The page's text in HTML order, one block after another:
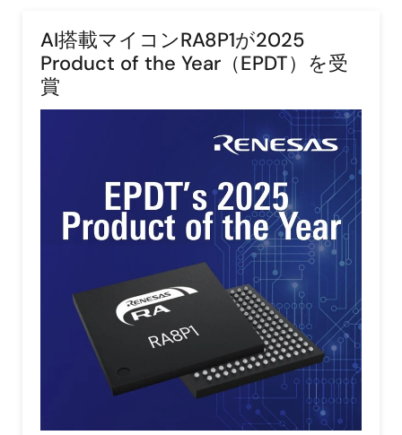
AI搭載マイコンRA8P1が2025
Product of the Year（EPDT）を受
賞